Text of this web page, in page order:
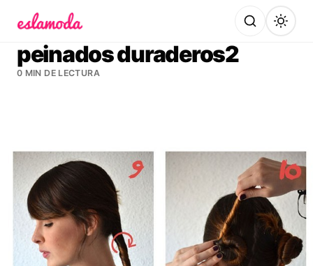
peinados duraderos2
0 MIN DE LECTURA